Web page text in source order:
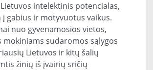
intelektinis potencialas,
gabius ir motyvuotus vaikus.
nuo gyvenamosios vietos,
sudaromos sąlygos
Lietuvos ir kitų šalių
žinių iš įvairių sričių